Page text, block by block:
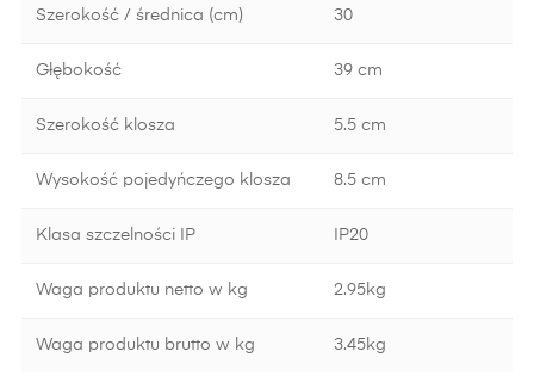
Szerokość / średnica (cm) 30
Głębokość 39 cm
Szerokość klosza 5.5 cm
Wysokość pojedyńczego klosza 8.5 cm
Klasa szczelności IP IP20
Waga produktu netto w kg 2.95kg
Waga produktu brutto w kg 3.45kg